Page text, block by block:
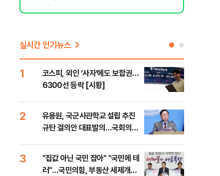
실시간 인기뉴스
1
코스피, 외인 ‘사자’에도 보합권…
6300선 등락 [시황]
2
유용원, 국군사관학교 설립 추진
규탄 결의안 대표발의…국회의원
3
"집값 아닌 국민 잡아" "국민에 테
러"…국민의힘, 부동산 세제개편